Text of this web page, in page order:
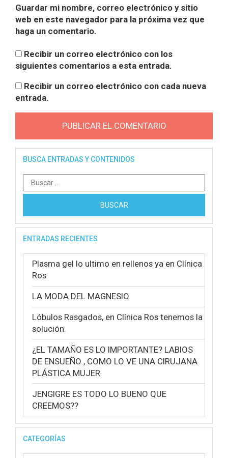
Guardar mi nombre, correo electrónico y sitio
web en este navegador para la próxima vez que
haga un comentario.
Recibir un correo electrónico con los
siguientes comentarios a esta entrada.
Recibir un correo electrónico con cada nueva
entrada.
BUSCA ENTRADAS Y CONTENIDOS
Buscar:
ENTRADAS RECIENTES
Plasma gel lo ultimo en rellenos ya en Clínica
Ros
LA MODA DEL MAGNESIO
Lóbulos Rasgados, en Clínica Ros tenemos la
solución.
¿EL TAMAÑO ES LO IMPORTANTE? LABIOS
DE ENSUEÑO , COMO LO VE UNA CIRUJANA
PLÁSTICA MUJER
JENGIGRE ES TODO LO BUENO QUE
CREEMOS??
CATEGORÍAS